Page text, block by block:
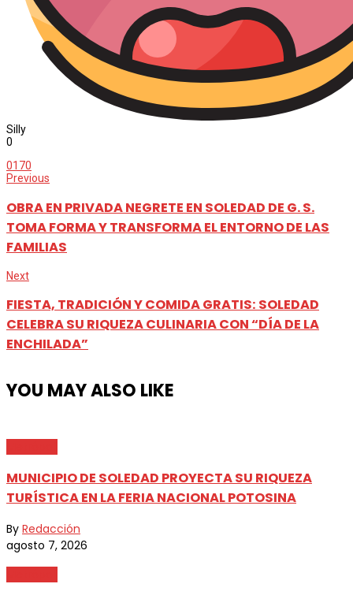
Silly
0
0170
Previous
OBRA EN PRIVADA NEGRETE EN SOLEDAD DE G. S.
TOMA FORMA Y TRANSFORMA EL ENTORNO DE LAS
FAMILIAS
Next
FIESTA, TRADICIÓN Y COMIDA GRATIS: SOLEDAD
CELEBRA SU RIQUEZA CULINARIA CON “DÍA DE LA
ENCHILADA”
YOU MAY ALSO LIKE
MUNICIPIO DE SOLEDAD PROYECTA SU RIQUEZA
TURÍSTICA EN LA FERIA NACIONAL POTOSINA
By Redacción
agosto 7, 2026